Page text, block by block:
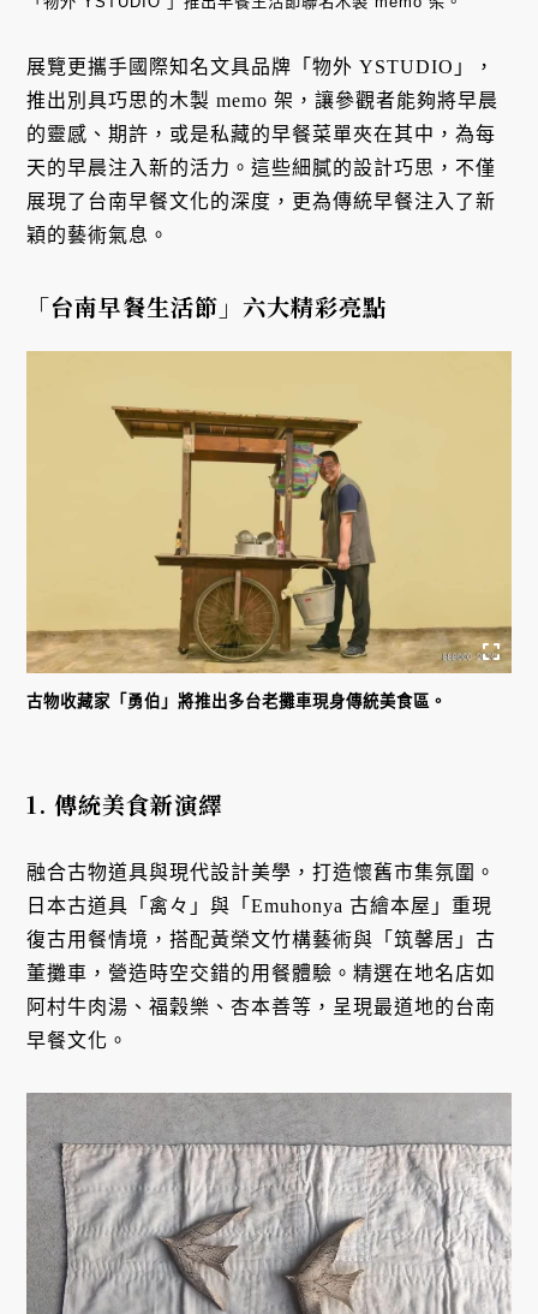
展覽更攜手國際知名文具品牌「物外 YSTUDIO」，
推出別具巧思的木製 memo 架，讓參觀者能夠將早晨
的靈感、期許，或是私藏的早餐菜單夾在其中，為每
天的早晨注入新的活力。這些細膩的設計巧思，不僅
展現了台南早餐文化的深度，更為傳統早餐注入了新
穎的藝術氣息。
「台南早餐生活節」六大精彩亮點
古物收藏家「勇伯」將推出多台老攤車現身傳統美食區。
1. 傳統美食新演繹
融合古物道具與現代設計美學，打造懷舊市集氛圍。
日本古道具「禽々」與「Emuhonya 古繪本屋」重現
復古用餐情境，搭配黃榮文竹構藝術與「筑馨居」古
董攤車，營造時空交錯的用餐體驗。精選在地名店如
阿村牛肉湯、福穀樂、杏本善等，呈現最道地的台南
早餐文化。